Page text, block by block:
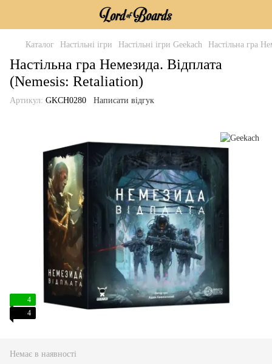
Каталог Настільні ігри Настільні ігри Geekach Настільна гра
Настільна гра Немезида. Відплата
(Nemesis: Retaliation)
Артикул: GKCH0280 Написати відгук
4
4
Немає в наявності